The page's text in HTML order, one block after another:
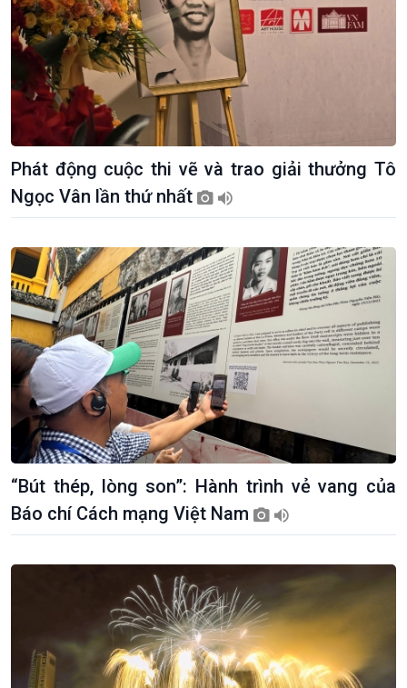
Phát động cuộc thi vẽ và trao giải thưởng Tô
Ngọc Vân lần thứ nhất
“Bút thép, lòng son”: Hành trình vẻ vang của
Báo chí Cách mạng Việt Nam